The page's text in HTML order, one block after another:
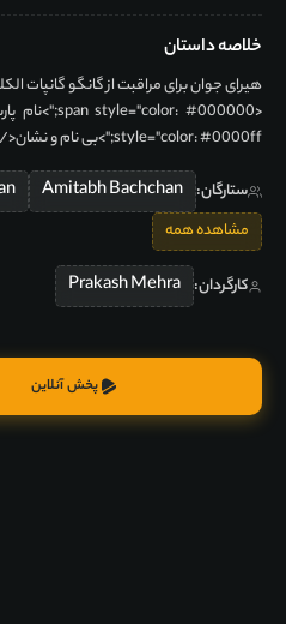
خلاصه داستان
هیرای جوان برای مراقبت از گانگو گانپات
style="color: #0000ff;">بی نام و نشان</span></strong>
ستارگان: Amitabh Bachchan
مشاهده همه
کارگردان: Prakash Mehra
پخش آنلاین